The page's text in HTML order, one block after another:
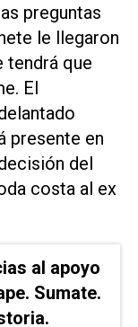
preguntas
le llegaron
tendrá que
El
presente en
del
costa al ex
al apoyo
Sumate.